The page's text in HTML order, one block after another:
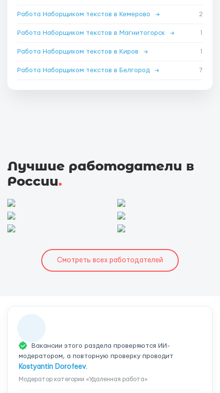
Работа Наборщиком текстов в Кемерово → 2
Работа Наборщиком текстов в Магнитогорск → 1
Работа Наборщиком текстов в Киров → 1
Работа Наборщиком текстов в Белгород → 7
Лучшие работодатели в
России.
Смотреть всех работодателей
Вакансии этого раздела проверяются ИИ-
модератором, а повторную проверку проводит
Kostyantin Dorofeev.
Модератор категории «Удаленная работа»